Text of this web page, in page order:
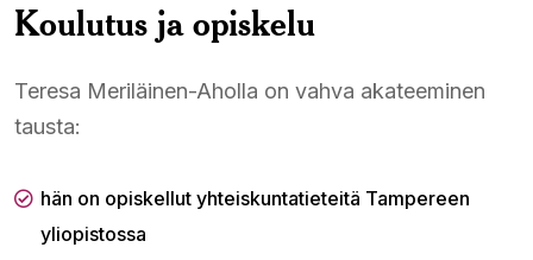
Koulutus ja opiskelu
Teresa Meriläinen-Aholla on vahva akateeminen
tausta:
hän on opiskellut yhteiskuntatieteitä Tampereen
yliopistossa